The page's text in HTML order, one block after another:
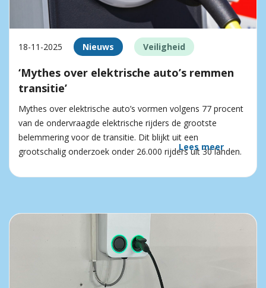
18-11-2025 Nieuws Veiligheid
‘Mythes over elektrische auto’s remmen
transitie’
Mythes over elektrische auto’s vormen volgens 77 procent
van de ondervraagde elektrische rijders de grootste
belemmering voor de transitie. Dit blijkt uit een
grootschalig onderzoek onder 26.000 rijders uit 30 landen.
Lees meer